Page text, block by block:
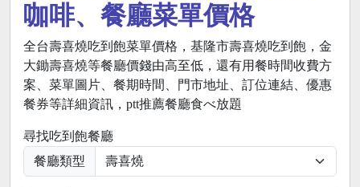
咖啡、餐廳菜單價格
全台壽喜燒吃到飽菜單價格，基隆市壽喜燒吃到飽，金
大鋤壽喜燒等餐廳價錢由高至低，還有用餐時間收費方
案、菜單圖片、餐期時間、門市地址、訂位連結、優惠
餐券等詳細資訊，ptt推薦餐廳食べ放題
尋找吃到飽餐廳
餐廳類型